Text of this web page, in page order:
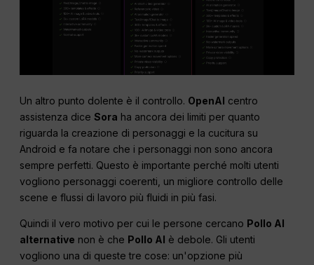
Un altro punto dolente è il controllo. OpenAI centro
assistenza diceSora ha ancora dei limiti per quanto
riguarda la creazione di personaggi e la cucitura su
Android e fa notare che i personaggi non sono ancora
sempre perfetti. Questo è importante perché molti utenti
vogliono personaggi coerenti, un migliore controllo delle
scene e flussi di lavoro più fluidi in più fasi.
Quindi il vero motivo per cui le persone cercano Pollo AI
alternative non è che Pollo AI è debole. Gli utenti
vogliono una di queste tre cose: un'opzione più